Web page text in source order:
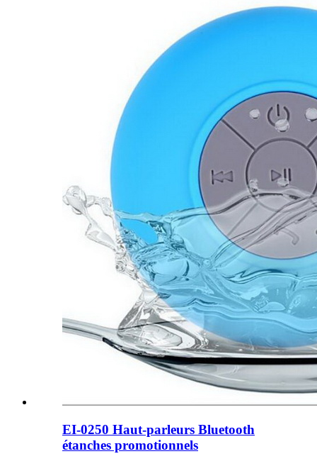
EI-0250 Haut-parleurs Bluetooth
étanches promotionnels